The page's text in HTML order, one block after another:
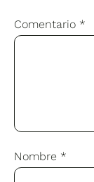
Comentario *
Nombre *